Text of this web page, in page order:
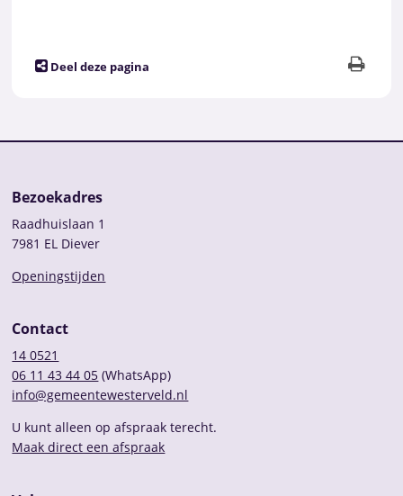
Deel deze pagina
Bezoekadres
Raadhuislaan 1
7981 EL Diever
Openingstijden
Contact
14 0521
06 11 43 44 05 (WhatsApp)
info@gemeentewesterveld.nl
U kunt alleen op afspraak terecht.
Maak direct een afspraak